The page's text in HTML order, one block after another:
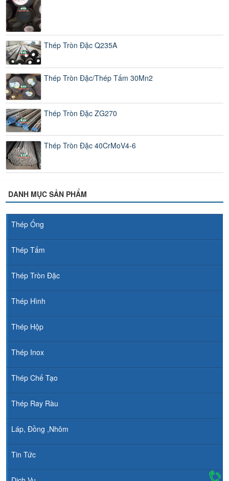
Thép Tròn Đặc Q235A
Thép Tròn Đặc/Thép Tấm 30Mn2
Thép Tròn Đặc ZG270
Thép Tròn Đặc 40CrMoV4-6
DANH MỤC SẢN PHẨM
Thép Ống
Thép Tấm
Thép Tròn Đặc
Thép Hình
Thép Hộp
Thép Inox
Thép Chế Tạo
Thép Ray Ràu
Láp, Đồng ,Nhôm
Tin Tức